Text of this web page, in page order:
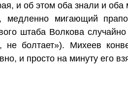
и об этом оба знали и оба
мигающий
штаба Волкова
болтает»). Михеев
и просто на минуту его